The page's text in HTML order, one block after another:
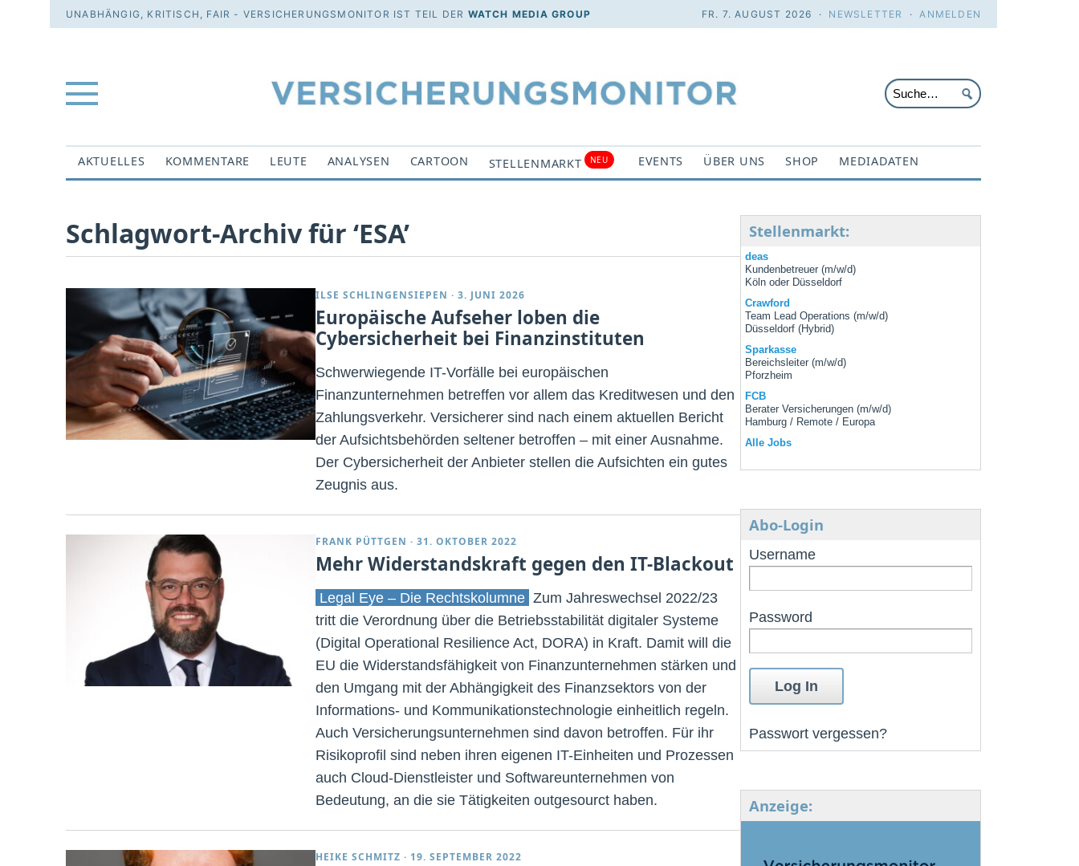
UNABHÄNGIG, KRITISCH, FAIR - VERSICHERUNGSMONITOR IST TEIL DER WATCH MEDIA GROUP FR. 7. AUGUST 2026 · NEWSLETTER ·ANMELDEN
AKTUELLES KOMMENTARE LEUTE ANALYSEN CARTOON STELLENMARKT NEU EVENTS ÜBER UNS SHOP MEDIADATEN
Schlagwort-Archiv für ‘ESA’
ILSE SCHLINGENSIEPEN · 3. JUNI 2026
Europäische Aufseher loben die
Cybersicherheit bei Finanzinstituten
Schwerwiegende IT-Vorfälle bei europäischen
Finanzunternehmen betreffen vor allem das Kreditwesen und den
Zahlungsverkehr. Versicherer sind nach einem aktuellen Bericht
der Aufsichtsbehörden seltener betroffen – mit einer Ausnahme.
Der Cybersicherheit der Anbieter stellen die Aufsichten ein gutes
Zeugnis aus.
FRANK PÜTTGEN · 31. OKTOBER 2022
Mehr Widerstandskraft gegen den IT-Blackout
Legal Eye – Die Rechtskolumne Zum Jahreswechsel 2022/23
tritt die Verordnung über die Betriebsstabilität digitaler Systeme
(Digital Operational Resilience Act, DORA) in Kraft. Damit will die
EU die Widerstandsfähigkeit von Finanzunternehmen stärken und
den Umgang mit der Abhängigkeit des Finanzsektors von der
Informations- und Kommunikationstechnologie einheitlich regeln.
Auch Versicherungsunternehmen sind davon betroffen. Für ihr
Risikoprofil sind neben ihren eigenen IT-Einheiten und Prozessen
auch Cloud-Dienstleister und Softwareunternehmen von
Bedeutung, an die sie Tätigkeiten outgesourct haben.
HEIKE SCHMITZ · 19. SEPTEMBER 2022
Stellenmarkt:
deas
Kundenbetreuer (m/w/d)
Köln oder Düsseldorf
Crawford
Team Lead Operations (m/w/d)
Düsseldorf (Hybrid)
Sparkasse
Bereichsleiter (m/w/d)
Pforzheim
FCB
Berater Versicherungen (m/w/d)
Hamburg / Remote / Europa
Alle Jobs
Abo-Login
Username
Password
Passwort vergessen?
Anzeige: